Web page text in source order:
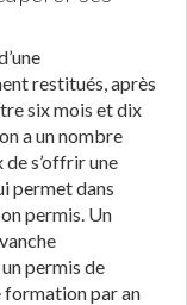
restitués, après
six mois et dix
a un nombre
s’offrir une
permet dans
permis. Un
un permis de
formation par an